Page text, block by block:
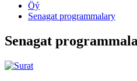
Öý
Senagat programmalary
Senagat